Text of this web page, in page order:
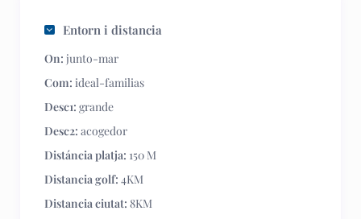
Entorn i distancia
On: junto-mar
Com: ideal-familias
Desc1: grande
Desc2: acogedor
Distáncia platja: 150 M
Distancia golf: 4KM
Distancia ciutat: 8KM